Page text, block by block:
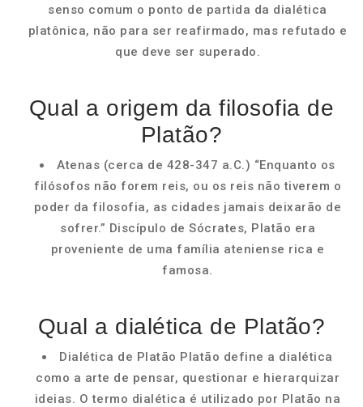
senso comum o ponto de partida da dialética
platônica, não para ser reafirmado, mas refutado e
que deve ser superado.
Qual a origem da filosofia de
Platão?
Atenas (cerca de 428-347 a.C.) “Enquanto os
filósofos não forem reis, ou os reis não tiverem o
poder da filosofia, as cidades jamais deixarão de
sofrer.” Discípulo de Sócrates, Platão era
proveniente de uma família ateniense rica e
famosa.
Qual a dialética de Platão?
Dialética de Platão Platão define a dialética
como a arte de pensar, questionar e hierarquizar
ideias. O termo dialética é utilizado por Platão na